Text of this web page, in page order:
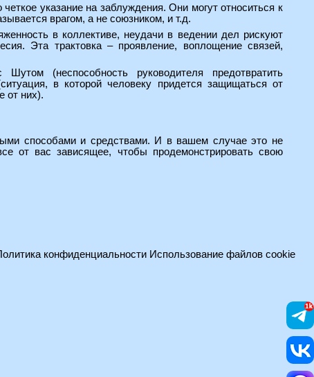
указание на заблуждения. Они могут относиться к
врагом, а не союзником, и т.д.
в коллективе, неудачи в ведении дел рискуют
Эта трактовка – проявление, воплощение связей,
(неспособность руководителя предотвратить
в которой человеку придется защищаться от
от них).
способами и средствами. И в вашем случае это не
от вас зависящее, чтобы продемонстрировать свою
конфиденциальности Использование файлов cookie